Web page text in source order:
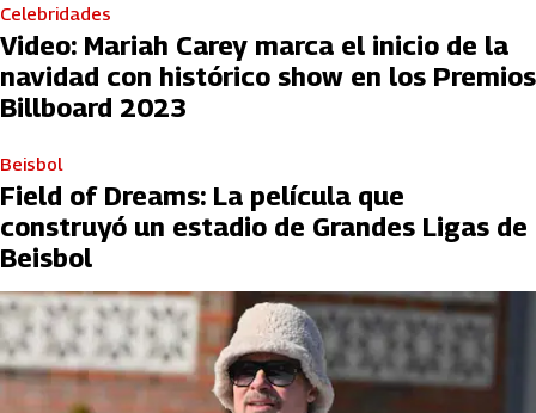
Celebridades
Video: Mariah Carey marca el inicio de la
navidad con histórico show en los Premios
Billboard 2023
Beisbol
Field of Dreams: La película que
construyó un estadio de Grandes Ligas de
Beisbol